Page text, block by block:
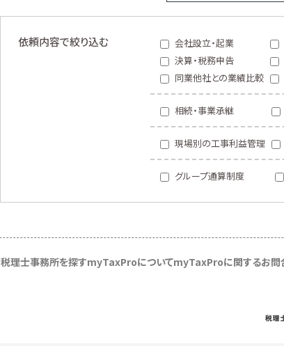
依頼内容で絞り込む 会社設立・起業
決算・税務申告
同業他社との業績比較
相続・事業承継
現場別の工事利益管理
グループ通算制度
税理士事務所を探すmyTaxProについてmyTaxProに関するお問